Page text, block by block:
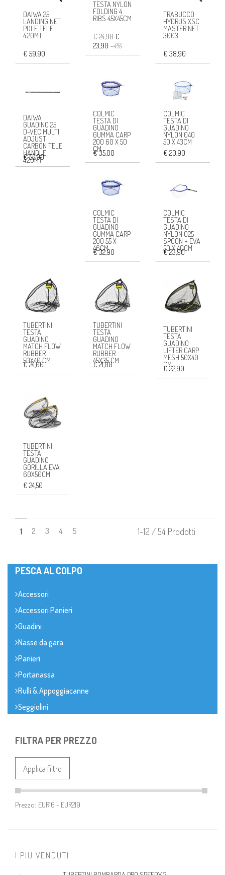
DAIWA 25
LANDING NET
POLE TELE
4.20MT
€ 59,90
TESTA NYLON
FOLDING 4
RIBS 45X45CM
€ 24,90€
23,90 -4%
TRABUCCO
HYDRUS XSC
MASTER NET
3003
€ 38,90
DAIWA
GUADINO 25
D-VEC MULTI
ADJUST
CARBON TELE
HANDLE
4.20MT
€ 55,90
COLMIC
TESTA DI
GUADINO
GUMMA CARP
200 60 X 50
CM
€ 35,00
COLMIC
TESTA DI
GUADINO
NYLON 040
50 X 43CM
€ 20,90
COLMIC
TESTA DI
GUADINO
GUMMA CARP
200 55 X
46CM
€ 32,90
COLMIC
TESTA DI
GUADINO
NYLON 025
SPOON + EVA
50 X 40CM
€ 23,90
TUBERTINI
TESTA
GUADINO
MATCH FLOW
RUBBER
50X40 CM
€ 24,00
TUBERTINI
TESTA
GUADINO
MATCH FLOW
RUBBER
45X35 CM
€ 21,00
TUBERTINI
TESTA
GUADINO
LIFTER CARP
MESH 50X40
CM
€ 22,90
TUBERTINI
TESTA
GUADINO
GORILLA EVA
60X50CM
€ 24,50
1 2 3 4 5 1-12 / 54 Prodotti
PESCA AL COLPO
Accessori
Accessori Panieri
Guadini
Nasse da gara
Panieri
Portanassa
Rulli & Appoggiacanne
Seggiolini
FILTRA PER PREZZO
Applica filtro
Prezzo:
I PIU VENDUTI